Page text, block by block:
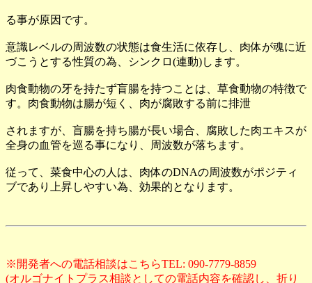
る事が原因です。
意識レベルの周波数の状態は食生活に依存し、肉体が魂に近
づこうとする性質の為、シンクロ(連動)します。
肉食動物の牙を持たず盲腸を持つことは、草食動物の特徴で
す。肉食動物は腸が短く、肉が腐敗する前に排泄
されますが、盲腸を持ち腸が長い場合、腐敗した肉エキスが
全身の血管を巡る事になり、周波数が落ちます。
従って、菜食中心の人は、肉体のDNAの周波数がポジティ
ブであり上昇しやすい為、効果的となります。
※開発者への電話相談はこちらTEL: 090-7779-8859
(オルゴナイトプラス相談としての電話内容を確認し、折り